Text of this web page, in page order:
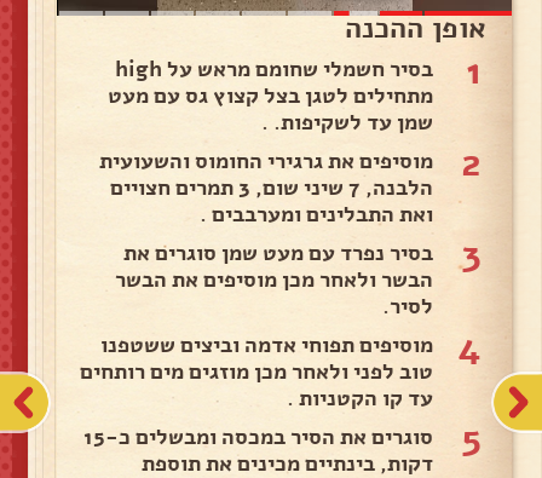
אופן ההכנה
1
בסיר חשמלי שחומם מראש על high
מתחילים לטגן בצל קצוץ גס עם מעט
שמן עד לשקיפות. .
2
מוסיפים את גרגירי החומוס והשעועית
הלבנה, 7 שיני שום, 3 תמרים חצויים
ואת התבלינים ומערבבים .
3
בסיר נפרד עם מעט שמן סוגרים את
הבשר ולאחר מכן מוסיפים את הבשר
לסיר.
4
מוסיפים תפוחי אדמה וביצים ששטפנו
טוב לפני ולאחר מכן מוזגים מים רותחים
עד קו הקטניות .
5
סוגרים את הסיר במכסה ומבשלים כ-15
דקות, בינתיים מכינים את תוספת